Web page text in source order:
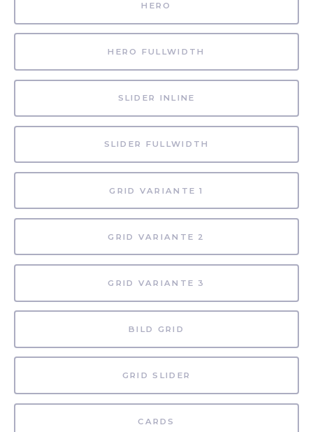
HERO
HERO FULLWIDTH
SLIDER INLINE
SLIDER FULLWIDTH
GRID VARIANTE 1
GRID VARIANTE 2
GRID VARIANTE 3
BILD GRID
GRID SLIDER
CARDS